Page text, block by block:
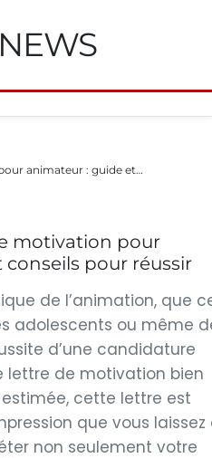
animateur : guide et…
motivation pour
pour réussir
de l’animation, que
adolescents ou même
d’une candidature
lettre de motivation bien
cette lettre est
que vous laissez
non seulement votre